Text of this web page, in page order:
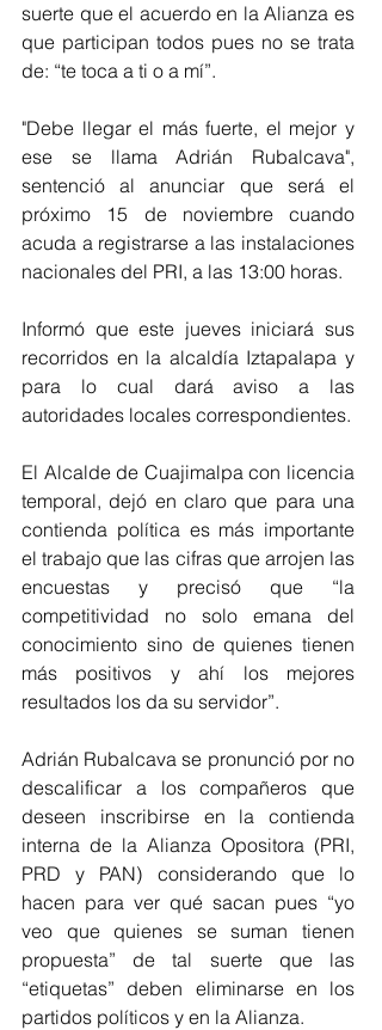
suerte que el acuerdo en la Alianza es
que participan todos pues no se trata
de: “te toca a ti o a mí”.
"Debe llegar el más fuerte, el mejor y
ese se llama Adrián Rubalcava",
sentenció al anunciar que será el
próximo 15 de noviembre cuando
acuda a registrarse a las instalaciones
nacionales del PRI, a las 13:00 horas.
Informó que este jueves iniciará sus
recorridos en la alcaldía Iztapalapa y
para lo cual dará aviso a las
autoridades locales correspondientes.
El Alcalde de Cuajimalpa con licencia
temporal, dejó en claro que para una
contienda política es más importante
el trabajo que las cifras que arrojen las
encuestas y precisó que “la
competitividad no solo emana del
conocimiento sino de quienes tienen
más positivos y ahí los mejores
resultados los da su servidor”.
Adrián Rubalcava se pronunció por no
descalificar a los compañeros que
deseen inscribirse en la contienda
interna de la Alianza Opositora (PRI,
PRD y PAN) considerando que lo
hacen para ver qué sacan pues “yo
veo que quienes se suman tienen
propuesta” de tal suerte que las
“etiquetas” deben eliminarse en los
partidos políticos y en la Alianza.